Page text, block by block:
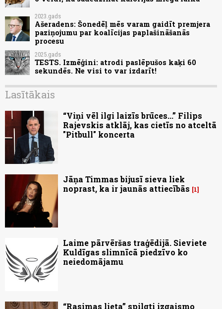
2023.gads
Ašeradens: Šonedēļ mēs varam gaidīt premjera
paziņojumu par koalīcijas paplašināšanās
procesu
2025.gads
TESTS. Izmēģini: atrodi paslēpušos kaķi 60
sekundēs. Ne visi to var izdarīt!
Lasītākais
“Viņi vēl ilgi laizīs brūces...” Filips
Rajevskis atklāj, kas cietīs no atceltā
"Pitbull" koncerta
Jāņa Timmas bijusī sieva liek
noprast, ka ir jaunās attiecībās
1
Laime pārvēršas traģēdijā. Sieviete
Kuldīgas slimnīcā piedzīvo ko
neiedomājamu
“Rasimas lieta” spilgti izgaismo